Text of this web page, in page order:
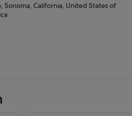
Sonoma, California, United States of